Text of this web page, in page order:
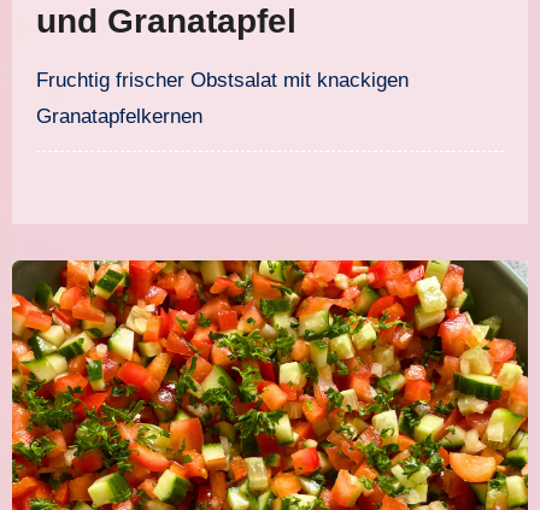
und Granatapfel
Fruchtig frischer Obstsalat mit knackigen
Granatapfelkernen